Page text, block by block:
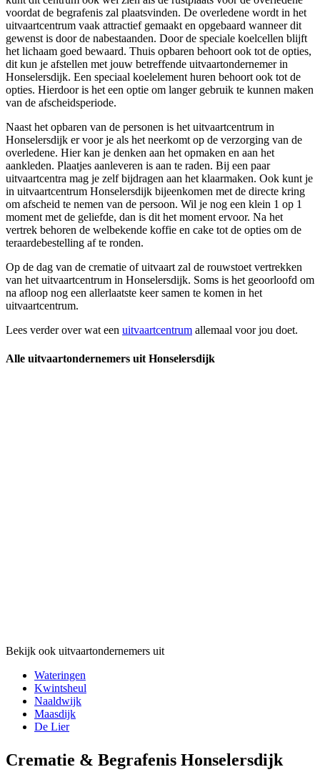
voordat de begrafenis zal plaatsvinden. De overledene wordt in het
uitvaartcentrum vaak attractief gemaakt en opgebaard wanneer dit
gewenst is door de nabestaanden. Door de speciale koelcellen blijft
het lichaam goed bewaard. Thuis opbaren behoort ook tot de opties,
dit kun je afstellen met jouw betreffende uitvaartondernemer in
Honselersdijk. Een speciaal koelelement huren behoort ook tot de
opties. Hierdoor is het een optie om langer gebruik te kunnen maken
van de afscheidsperiode.
Naast het opbaren van de personen is het uitvaartcentrum in
Honselersdijk er voor je als het neerkomt op de verzorging van de
overledene. Hier kan je denken aan het opmaken en aan het
aankleden. Plaatjes aanleveren is aan te raden. Bij een paar
uitvaartcentra mag je zelf bijdragen aan het klaarmaken. Ook kunt je
in uitvaartcentrum Honselersdijk bijeenkomen met de directe kring
om afscheid te nemen van de persoon. Wil je nog een klein 1 op 1
moment met de geliefde, dan is dit het moment ervoor. Na het
vertrek behoren de welbekende koffie en cake tot de opties om de
teraardebestelling af te ronden.
Op de dag van de crematie of uitvaart zal de rouwstoet vertrekken
van het uitvaartcentrum in Honselersdijk. Soms is het geoorloofd om
na afloop nog een allerlaatste keer samen te komen in het
uitvaartcentrum.
Lees verder over wat een uitvaartcentrum allemaal voor jou doet.
Alle uitvaartondernemers uit Honselersdijk
Bekijk ook uitvaartondernemers uit
Wateringen
Kwintsheul
Naaldwijk
Maasdijk
De Lier
Crematie & Begrafenis Honselersdijk